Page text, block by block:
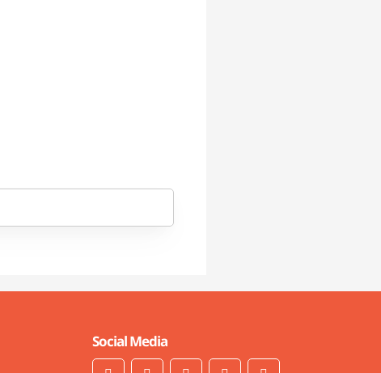
Social Media